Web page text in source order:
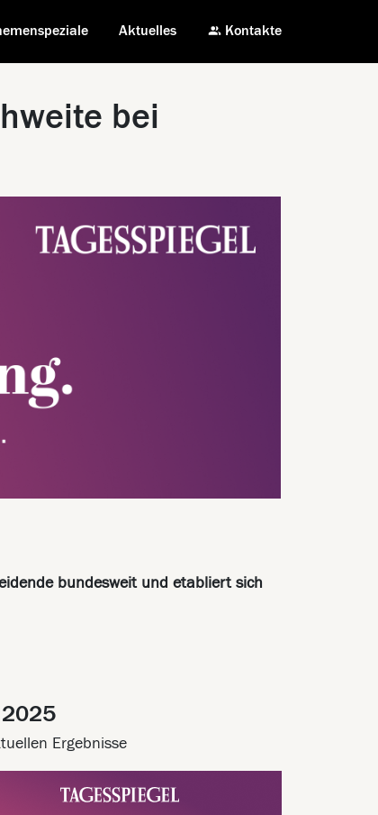
Aktuelles Kontakte
bei
bundesweit und etabliert sich
2025
Ergebnisse